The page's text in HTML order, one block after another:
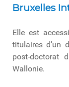
Bruxelles
Elle est
titulaires d’un
post-doctorat
Wallonie.